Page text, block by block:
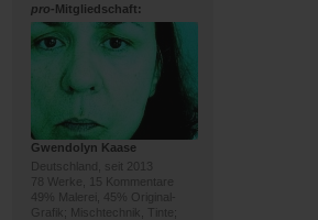
pro-Mitgliedschaft:
Gwendolyn Kaase
Deutschland, seit 2013
78 Werke, 15 Kommentare
49% Malerei, 45% Original-
Grafik; Mischtechnik, Tinte;